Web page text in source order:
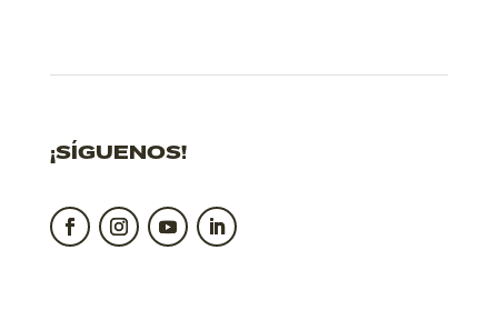
¡SÍGUENOS!